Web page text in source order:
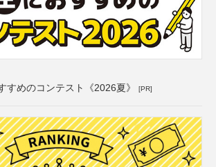
すめのコンテスト《2026夏》 [PR]